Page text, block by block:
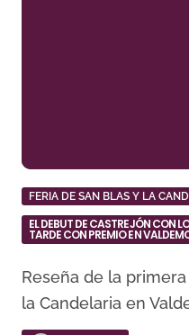
FERIA DE SAN BLAS Y LA
EL DEBUT DE CASTREJÓN CON
TARDE CON PREMIO EN
Reseña de la primera de la feria de San Blas y
la Candelaria en